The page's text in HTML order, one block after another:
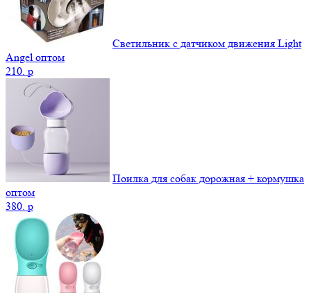
Светильник с датчиком движения Light
Angel оптом
210. p
Поилка для собак дорожная + кормушка
оптом
380. p